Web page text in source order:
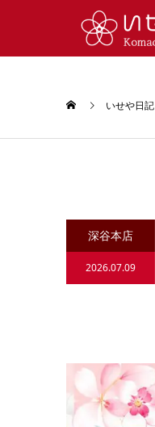
いせや日記
深谷本店
2026.07.09